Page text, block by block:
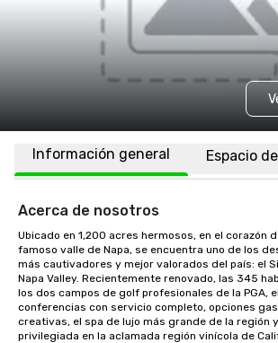
Información general Espacio
Acerca de nosotros
Ubicado en 1,200 acres hermosos, en el corazón
famoso valle de Napa, se encuentra uno de los
más cautivadores y mejor valorados del país: el
Napa Valley. Recientemente renovado, las 345
los dos campos de golf profesionales de la PGA,
conferencias con servicio completo, opciones
creativas, el spa de lujo más grande de la región
privilegiada en la aclamada región vinícola de